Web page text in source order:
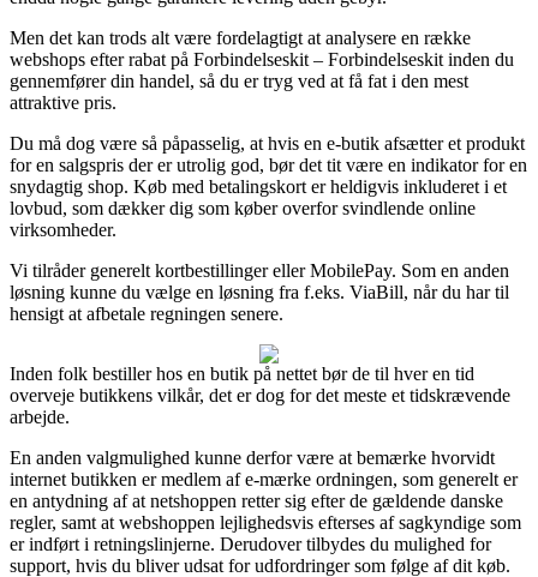
Men det kan trods alt være fordelagtigt at analysere en række
webshops efter rabat på Forbindelseskit – Forbindelseskit inden du
gennemfører din handel, så du er tryg ved at få fat i den mest
attraktive pris.
Du må dog være så påpasselig, at hvis en e-butik afsætter et produkt
for en salgspris der er utrolig god, bør det tit være en indikator for en
snydagtig shop. Køb med betalingskort er heldigvis inkluderet i et
lovbud, som dækker dig som køber overfor svindlende online
virksomheder.
Vi tilråder generelt kortbestillinger eller MobilePay. Som en anden
løsning kunne du vælge en løsning fra f.eks. ViaBill, når du har til
hensigt at afbetale regningen senere.
Inden folk bestiller hos en butik på nettet bør de til hver en tid
overveje butikkens vilkår, det er dog for det meste et tidskrævende
arbejde.
En anden valgmulighed kunne derfor være at bemærke hvorvidt
internet butikken er medlem af e-mærke ordningen, som generelt er
en antydning af at netshoppen retter sig efter de gældende danske
regler, samt at webshoppen lejlighedsvis efterses af sagkyndige som
er indført i retningslinjerne. Derudover tilbydes du mulighed for
support, hvis du bliver udsat for udfordringer som følge af dit køb.